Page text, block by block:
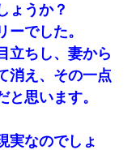
ょうか？
でした。
立ちし、妻から
消え、その一点
思います。
実なのでしょ